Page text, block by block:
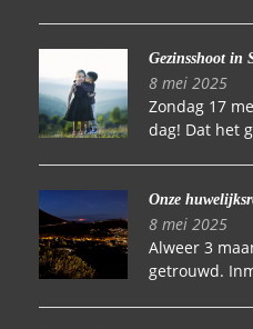
Gezinsshoot in
8 mei 2025
Zondag 17
dag! Dat het
Onze
8 mei 2025
Alweer 3
getrouwd.